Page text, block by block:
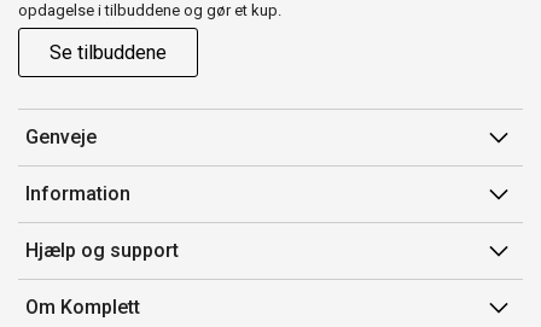
opdagelse i tilbuddene og gør et kup.
Se tilbuddene
Genveje
Min side
Ordrehistorik
Gavekort
Information
Salgsbetingelser
Mærker/producent
Fortrydelsesret
Hjælp og support
Kontakt os
Om Komplett